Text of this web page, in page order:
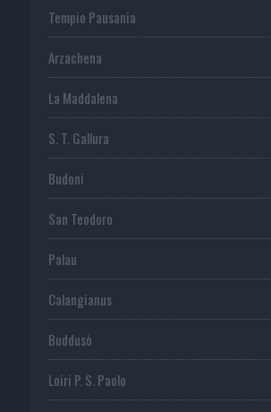
Tempio Pausania
Arzachena
La Maddalena
S. T. Gallura
Budoni
San Teodoro
Palau
Calangianus
Buddusò
Loiri P. S. Paolo